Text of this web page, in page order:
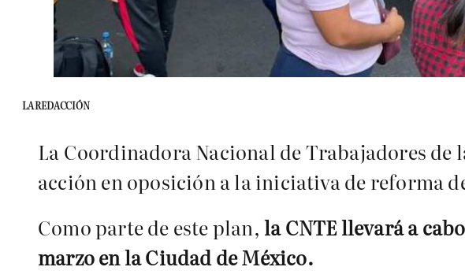
LA REDACCIÓN
La Coordinadora Nacional de Trabajadores de
acción en oposición a la iniciativa de reforma
Como parte de este plan, la CNTE llevará a
marzo en la Ciudad de México.